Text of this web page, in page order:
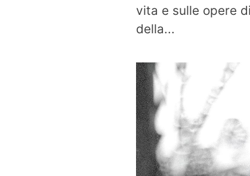
vita e sulle opere
della...